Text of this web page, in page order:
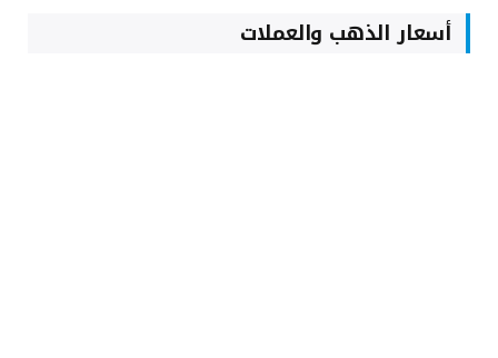
أسعار الذهب والعملات